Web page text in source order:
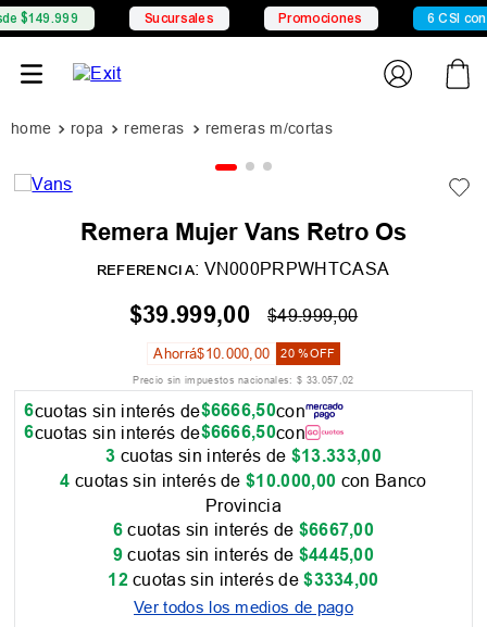
Sucursales Promociones 6 CSI con Mercado
ropa remeras remeras m/cortas
Remera Mujer Vans Retro Os
REFERENCIA: VN000PRPWHTCASA
$39.999,00 $49.999,00
Ahorrá$10.000,00 20 %OFF
Precio sin impuestos nacionales: $ 33.057,02
6cuotas sin interés de$6666,50con
6cuotas sin interés de$6666,50con
3 cuotas sin interés de $13.333,00
4 cuotas sin interés de$10.000,00 con Banco
Provincia
6 cuotas sin interés de $6667,00
9 cuotas sin interés de $4445,00
12 cuotas sin interés de$3334,00
Ver todos los medios de pago